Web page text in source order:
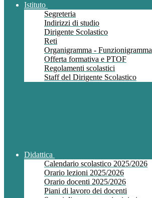
Istituto
Segreteria
Indirizzi di studio
Dirigente Scolastico
Reti
Organigramma - Funzionigramma
Offerta formativa e PTOF
Regolamenti scolastici
Staff del Dirigente Scolastico
Didattica
Calendario scolastico 2025/2026
Orario lezioni 2025/2026
Orario docenti 2025/2026
Piani di lavoro dei docenti